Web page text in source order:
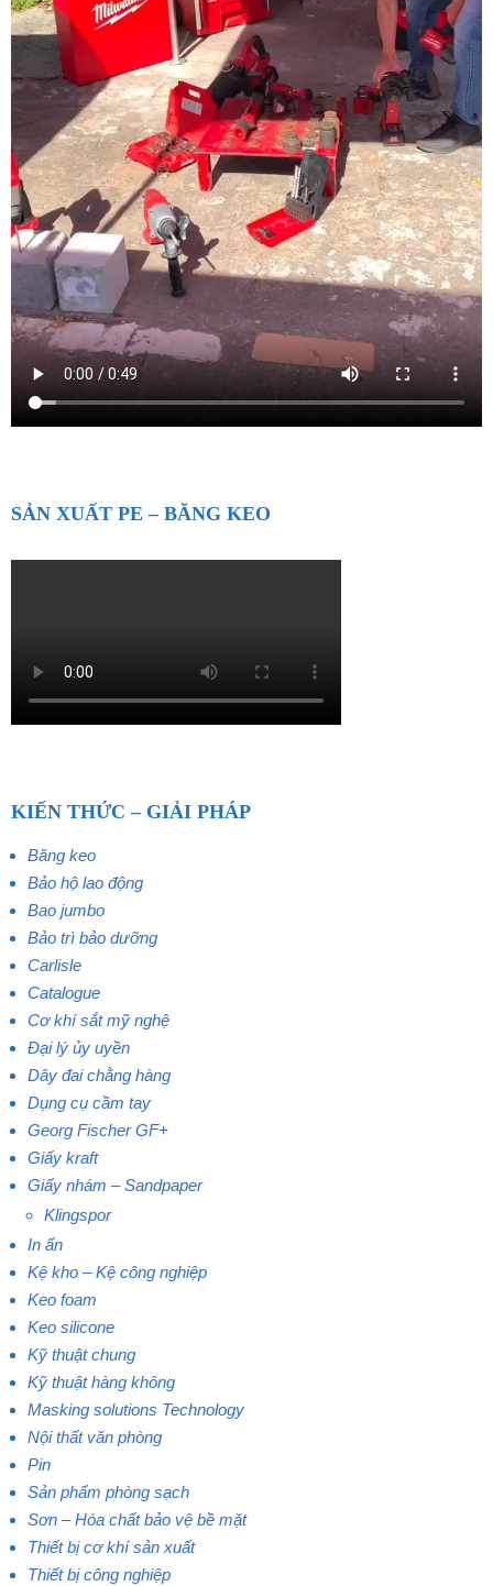
SẢN XUẤT PE – BĂNG KEO
KIẾN THỨC – GIẢI PHÁP
Băng keo
Bảo hộ lao động
Bao jumbo
Bảo trì bảo dưỡng
Carlisle
Catalogue
Cơ khí sắt mỹ nghệ
Đại lý ủy uyền
Dây đai chằng hàng
Dụng cụ cầm tay
Georg Fischer GF+
Giấy kraft
Giấy nhám – Sandpaper
Klingspor
In ấn
Kệ kho – Kệ công nghiệp
Keo foam
Keo silicone
Kỹ thuật chung
Kỹ thuật hàng không
Masking solutions Technology
Nội thất văn phòng
Pin
Sản phẩm phòng sạch
Sơn – Hóa chất bảo vệ bề mặt
Thiết bị cơ khí sản xuất
Thiết bị công nghiệp